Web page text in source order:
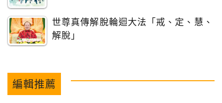
世尊真傳解脫輪迴大法「戒、定、慧、
解脫」
編輯推薦